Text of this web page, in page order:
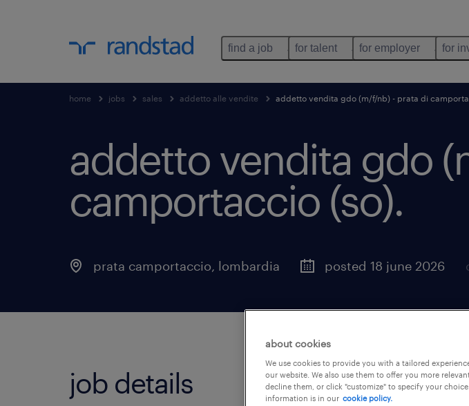
find a job for talent for employer for
home jobs sales addetto alle vendite addetto vendita gdo (m/f/nb) - prata di
addetto vendita gdo
camportaccio (so).
prata camportaccio, lombardia posted 18 june 2026
job details
about cookies
We use cookies to provide you with a tailored
our website. We also use them to offer you more
decline them, or click "customize" to specify your
information is in our cookie policy.